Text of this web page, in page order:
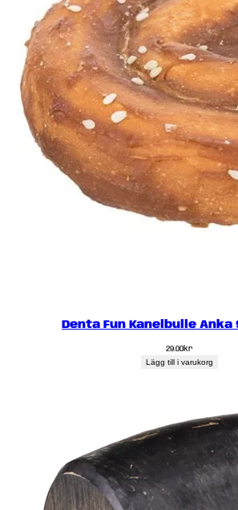
Denta Fun Kanelbulle Anka
29.00kr
Lägg till i varukorg